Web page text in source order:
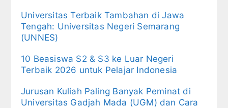
Universitas Terbaik Tambahan di Jawa
Tengah: Universitas Negeri Semarang
(UNNES)
10 Beasiswa S2 & S3 ke Luar Negeri
Terbaik 2026 untuk Pelajar Indonesia
Jurusan Kuliah Paling Banyak Peminat di
Universitas Gadjah Mada (UGM) dan Cara